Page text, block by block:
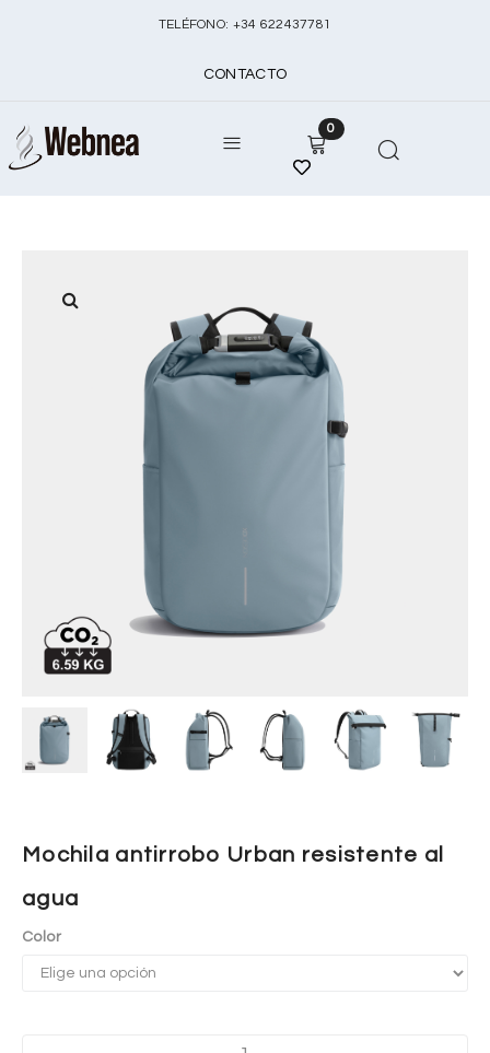
TELÉFONO: +34 622437781
CONTACTO
0
Mochila antirrobo Urban resistente al
agua
Color